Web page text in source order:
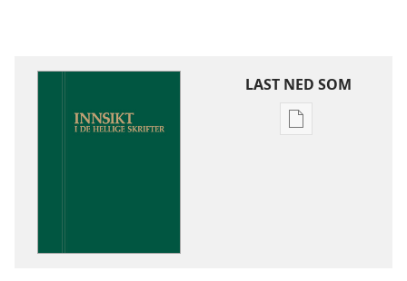
LAST NED SOM